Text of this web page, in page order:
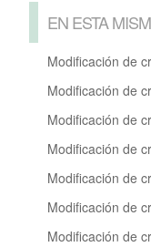
EN ESTA
Modificación de
Modificación de
Modificación de
Modificación de
Modificación de
Modificación de
Modificación de